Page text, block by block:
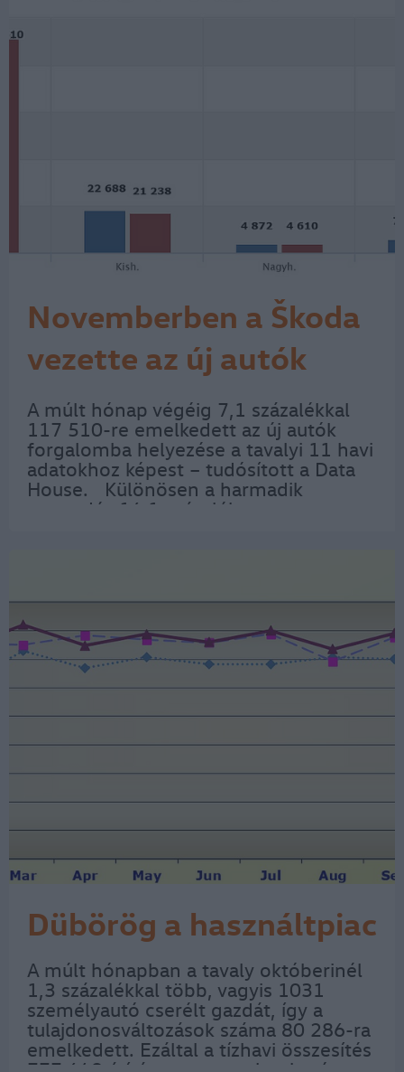
Novemberben a Škoda
vezette az új autók
piacát
A múlt hónap végéig 7,1 százalékkal
117 510-re emelkedett az új autók
forgalomba helyezése a tavalyi 11 havi
adatokhoz képest – tudósított a Data
House. Különösen a harmadik
negyedév 16,1 százalékos
Dübörög a használtpiac
A múlt hónapban a tavaly októberinél
1,3 százalékkal több, vagyis 1031
személyautó cserélt gazdát, így a
tulajdonosváltozások száma 80 286-ra
emelkedett. Ezáltal a tízhavi összesítés